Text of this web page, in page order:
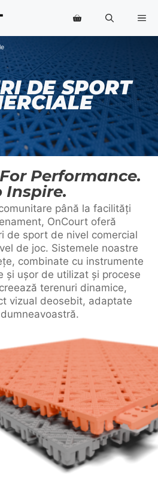
DE SPORT
Performance.
Inspire.
până la facilități
OnCourt oferă
de sport de nivel comercial
de joc. Sistemele noastre
combinate cu instrumente
și ușor de utilizat și procese
terenuri dinamice,
vizual deosebit, adaptate